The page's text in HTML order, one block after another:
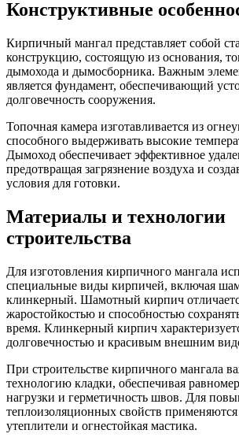
Конструктивные
Кирпичный мангал представляет собой
конструкцию, состоящую из основания,
дымохода и дымосборника. Важным
является фундамент, обеспечивающий
долговечность сооружения.
Топочная камера изготавливается из
способного выдерживать высокие
Дымоход обеспечивает эффективное
предотвращая загрязнение воздуха и
условия для готовки.
Материалы и технологии
строительства
Для изготовления кирпичного мангала
специальные виды кирпичей, включая
клинкерный. Шамотный кирпич
жаростойкостью и способностью
время. Клинкерный кирпич
долговечностью и красивым внешним
При строительстве кирпичного мангала
технологию кладки, обеспечивая
нагрузки и герметичность швов. Для
теплоизоляционных свойств
утеплители и огнестойкая мастика.